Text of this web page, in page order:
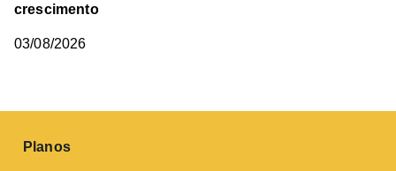
crescimento
03/08/2026
Planos